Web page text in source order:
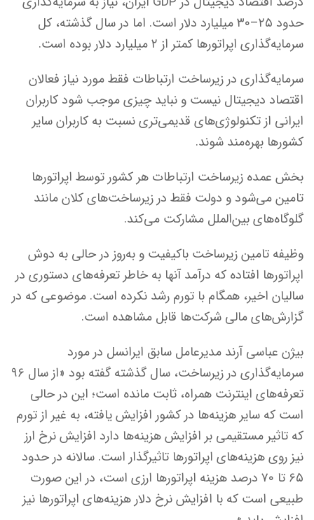
حدود ۲۵–۳۰ میلیارد دلار است. اما در سال گذشته، کل
سرمایه‌گذاری اپراتورها کمتر از ۲ میلیارد دلار بوده است.
سرمایه‌گذاری در زیرساخت ارتباطات فقط مورد نیاز فعالان
اقتصاد دیجیتال نیست و نباید چیزی موجب شود کاربران
ایرانی از تکنولوژی‌های قدیمی‌تری نسبت به کاربران سایر
کشورها بهره‌مند شوند.
بخش عمده زیرساخت‌ ارتباطات هر کشور توسط اپراتورها
تامین می‌شود و دولت فقط در زیرساخت‌های کلان مانند
گلوگاه‌های بین‌الملل مشارکت می‌کند.
وظیفه تامین زیرساخت باکیفیت و به‌روز در حالی به دوش
اپراتورها افتاده که درآمد آنها به خاطر تعرفه‌های دستوری در
سالیان اخیر، همگام با تورم رشد نکرده است. موضوعی که در
گزارش‌های مالی شرکت‌ها قابل مشاهده است.
بیژن عباسی آرند مدیرعامل سابق ایرانسل در مورد
سرمایه‌گذاری در زیرساخت، سال گذشته گفته بود «از سال ۹۶
تعرفه‌های اینترنت همراه، ثابت مانده است؛ این در حالی
است که سایر هزینه‌ها در کشور افزایش یافته، به غیر از تورم
که تاثیر مستقیمی بر افزایش هزینه‌ها دارد افزایش نرخ ارز
نیز روی هزینه‌های اپراتورها تاثیرگذار است. سالانه در حدود
۶۵ تا ۷۰ درصد هزینه اپراتورها ارزی است، در این صورت
طبیعی است که با افزایش نرخ دلار هزینه‌های اپراتورها نیز